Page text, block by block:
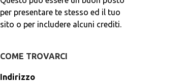
per presentare te stesso ed il tuo
sito o per includere alcuni crediti.
COME TROVARCI
Indirizzo